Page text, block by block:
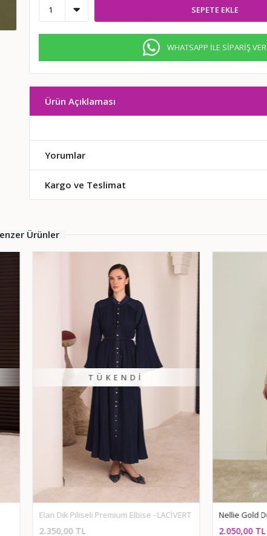
SEPETE EKLE
WHATSAPP İLE SİPARİŞ VER
Ürün Açıklaması
Yorumlar
Kargo ve Teslimat
Ürünler
TÜKENDI
Elan Dik Piliseli Premium Elbise - LACİVERT
2.350,00 TL 2.050,00 TL